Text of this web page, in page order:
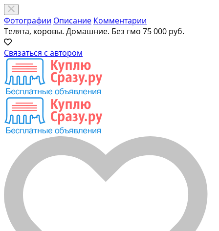
Фотографии Описание Комментарии
Телята, коровы. Домашние. Без гмо 75 000 руб.
Связаться с автором